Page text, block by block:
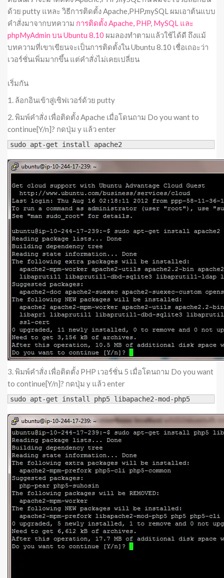
ด้วย putty แหละ วิธีการติดตั้ง Apache,PHP,mySQL ผมเอาต้นแบบ
คำสั่งมาจากบทความ การติดตั้ง Apache, PHP, MySQL และ
phpMyAdmin บน Ubuntu 8.10 ผมลองทำตามแล้วใช้ได้ดี ถึงแม้
บทความที่เขาเขียนจะเป็นการติดตั้งใน Ubuntu 8.10 เชื่อเถอะว่า
เวอร์ชั่นเพิ่มมากขึ้น แต่คำสั่งไม่เคยเปลี่ยน
เริ่มกัน
1. ล้อกอินเข้าสู่เซิฟเวอร์ด้วย putty
2. พิมพ์คำสั่ง เพื่อติดตั้ง Apache เมื่อโดนถาม Do you want to
continue[Y/n]? กดปุ่ม y แล้ว enter
sudo apt-get install apache2
3. พิมพ์คำสั่ง เพื่อติดตั้ง PHP เวอร์ชั่น 5 เมื่อโดนถาม Do you want
to continue[Y/n]? กดปุ่ม y แล้ว enter
sudo apt-get install php5 libapache2-mod-php5